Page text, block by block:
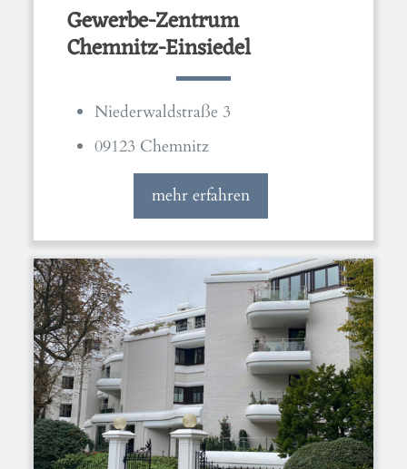
Gewerbe-Zentrum
Chemnitz-Einsiedel
Niederwaldstraße 3
09123 Chemnitz
mehr erfahren